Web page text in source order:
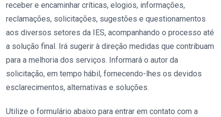
receber e encaminhar críticas, elogios, informações,
reclamações, solicitações, sugestões e questionamentos
aos diversos setores da IES, acompanhando o processo até
a solução final. Irá sugerir à direção medidas que contribuam
para a melhoria dos serviços. Informará o autor da
solicitação, em tempo hábil, fornecendo-lhes os devidos
esclarecimentos, alternativas e soluções.
Utilize o formulário abaixo para entrar em contato com a